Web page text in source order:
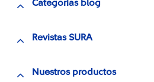
Categorías blog
Revistas SURA
Nuestros productos